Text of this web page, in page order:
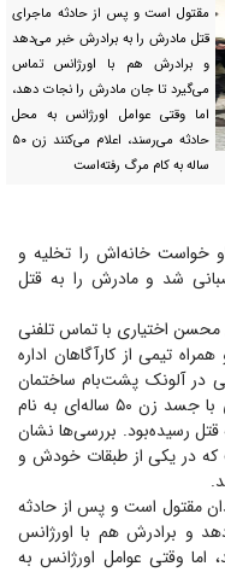
مقتول است و پس از حادثه ماجرای
قتل مادرش را به برادرش خبر می‌دهد
و برادرش هم با اورژانس تماس
می‌گیرد تا جان مادرش را نجات دهد،
اما وقتی عوامل اورژانس به محل
حادثه می‌رسند، اعلام می‌کنند زن ۵۰
ساله به کام مرگ رفته‌است
خواست خانه‌اش را تخلیه و
شد و مادرش را به قتل
اختیاری با تماس تلفنی
تیمی از کارآگاهان اداره
در آلونک پشت‌بام ساختمان
سه طبقه مسکونی در نزدیکی خیابان پیروزی با جسد زن ۵۰ ساله‌ای به نام
رسیده‌بود. بررسی‌ها نشان
که در یکی از طبقات خودش و
مقتول است و پس از حادثه
و برادرش هم با اورژانس
وقتی عوامل اورژانس به